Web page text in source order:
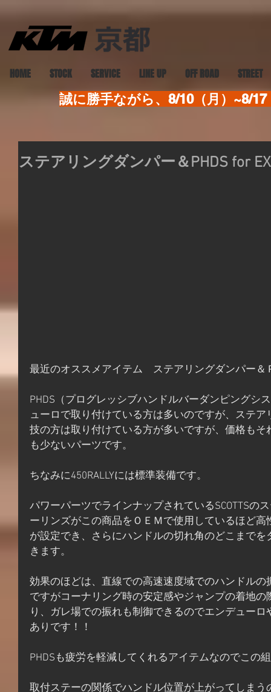
HOME STOCK SERVICE LINE UP OFF ROAD STREET
誠に勝手ながら、8/10（月）~8/
ステアリングダンパー＆PHDS for
最近のオススメアイテム　ステアリングダンパー＆
PHDS（プログレッシブハンドルバーダンピングシ
ューロで取り付けている方は多いのですが、ステ
技の方は取り付けている方が多いですが、価格も
も少ないパーツです。
ちなみに450RALLYには標準装備です。
パワーパーツでラインナップされているSCOTTSの
ーリンズがこの商品をＯＥＭで使用しているほど
が設定でき、さらにハンドルの切れ角のどこまで
きます。
効果のほどは、直線での高速速度域でのハンドル
ですがコーナリング時の安定感やジャンプの着地
り、ガレ場での振れも制御できるのでエンデュー
ありです！！
PHDSも疲労を軽減してくれるアイテムなのでこの
取付ステーの関係でハンドル位置が上がってしま